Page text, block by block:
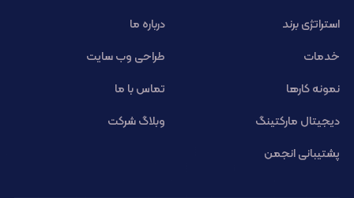
استراتژی برند
درباره ما
خدمات
طراحی وب سایت
نمونه کارها
تماس با ما
دیجیتال مارکتینگ
وبلاگ شرکت
پشتیبانی انجمن